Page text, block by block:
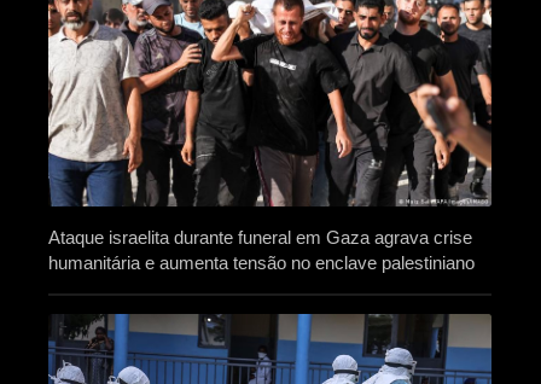
Ataque israelita durante funeral em Gaza agrava crise
humanitária e aumenta tensão no enclave palestiniano